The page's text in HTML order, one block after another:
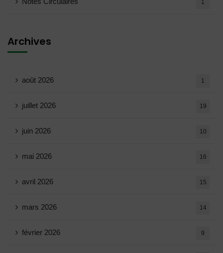
1
Archives
août 2026 1
juillet 2026 19
juin 2026 10
mai 2026 16
avril 2026 15
mars 2026 14
février 2026 9